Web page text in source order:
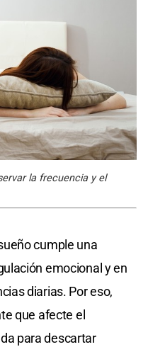
la frecuencia y el
cumple una
emocional y en
diarias. Por eso,
que afecte el
para descartar